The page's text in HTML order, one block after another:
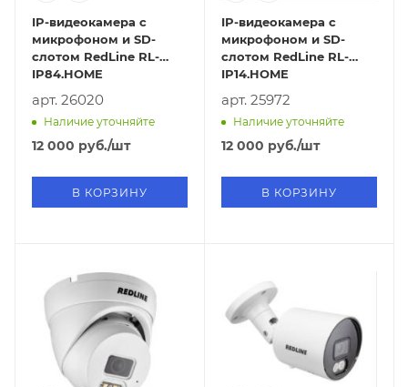
IP-видеокамера с
микрофоном и SD-
слотом RedLine RL-
IP84.HOME
арт. 26020
Наличие уточняйте
12 000 руб./шт
В КОРЗИНУ
IP-видеокамера с
микрофоном и SD-
слотом RedLine RL-
IP14.HOME
арт. 25972
Наличие уточняйте
12 000 руб./шт
В КОРЗИНУ